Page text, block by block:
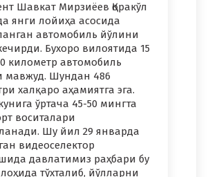
Шавкат Мирзиёев Қоракўл
янги лойиҳа асосида
автомобиль йўлини
Бухоро вилоятида 15
километр автомобиль
мавжуд. Шундан 486
халқаро аҳамиятга эга.
ўртача 45-50 мингта
воситалари
Шу йил 29 январда
видеоселектор
давлатимиз раҳбари бу
тўхталиб, йўлларни